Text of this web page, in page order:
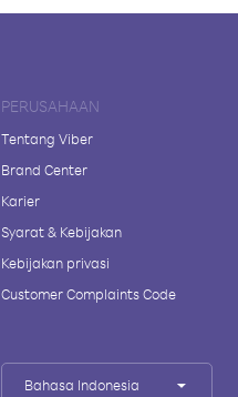
PERUSAHAAN
Tentang Viber
Brand Center
Karier
Syarat & Kebijakan
Kebijakan privasi
Customer Complaints Code
Bahasa Indonesia